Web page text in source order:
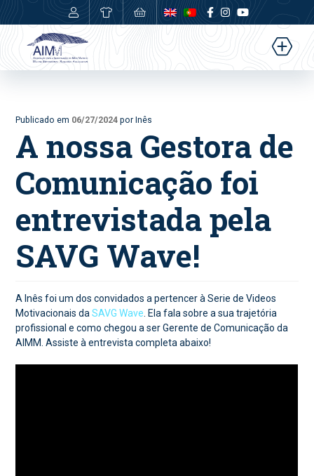
Publicado em 06/27/2024 por Inês
A nossa Gestora de
Comunicação foi
entrevistada pela
SAVG Wave!
A Inês foi um dos convidados a pertencer à Serie de Videos
Motivacionais daSAVG Wave . Ela fala sobre a sua trajetória
profissional e como chegou a ser Gerente de Comunicação da
AIMM. Assiste à entrevista completa abaixo!